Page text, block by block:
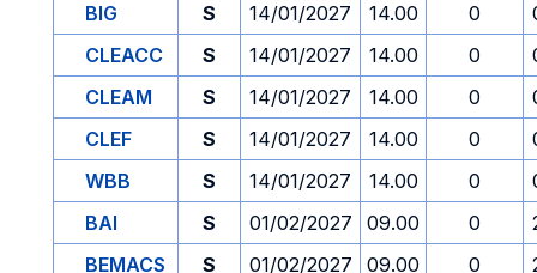
BIG
S 14/01/2027 14.00 0
CLEACC
S 14/01/2027 14.00 0
CLEAM
S 14/01/2027 14.00 0
CLEF
S 14/01/2027 14.00 0
WBB
S 14/01/2027 14.00 0
BAI
S 01/02/2027 09.00 0
BEMACS
S 01/02/2027 09.00 0